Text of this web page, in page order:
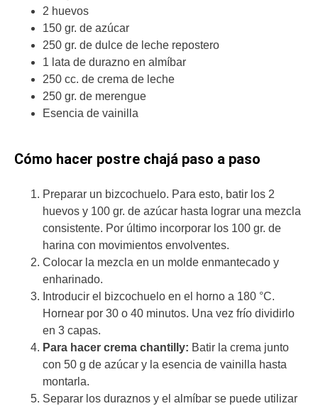
2 huevos
150 gr. de azúcar
250 gr. de dulce de leche repostero
1 lata de durazno en almíbar
250 cc. de crema de leche
250 gr. de merengue
Esencia de vainilla
Cómo hacer postre chajá paso a paso
Preparar un bizcochuelo. Para esto, batir los 2
huevos y 100 gr. de azúcar hasta lograr una mezcla
consistente. Por último incorporar los 100 gr. de
harina con movimientos envolventes.
Colocar la mezcla en un molde enmantecado y
enharinado.
Introducir el bizcochuelo en el horno a 180 °C.
Hornear por 30 o 40 minutos. Una vez frío dividirlo
en 3 capas.
Para hacer crema chantilly: Batir la crema junto
con 50 g de azúcar y la esencia de vainilla hasta
montarla.
Separar los duraznos y el almíbar se puede utilizar